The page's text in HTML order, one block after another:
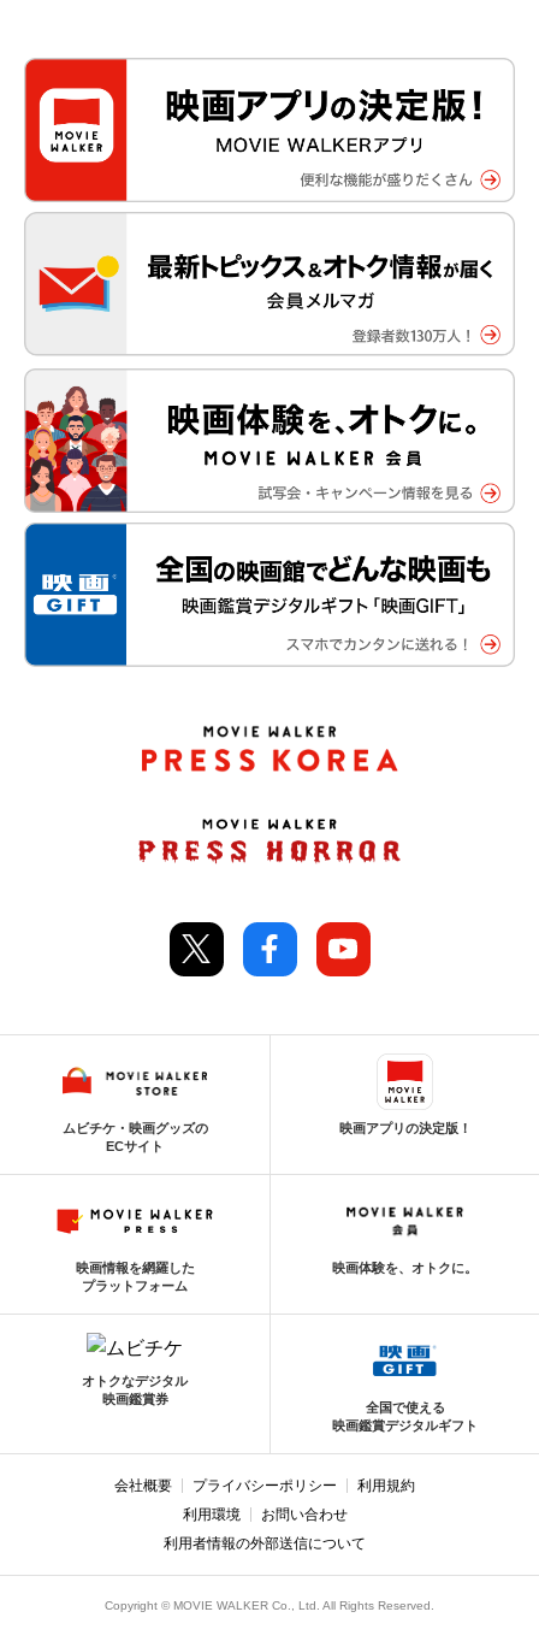
ムビチケ・映画グッズの
ECサイト
映画アプリの決定版！
映画情報を網羅した
プラットフォーム
映画体験を、オトクに。
オトクなデジタル
映画鑑賞券
全国で使える
映画鑑賞デジタルギフト
会社概要 プライバシーポリシー
利用規約
利用環境
お問い合わせ
利用者情報の外部送信について
Copyright © MOVIE WALKER Co., Ltd. All Rights Reserved.